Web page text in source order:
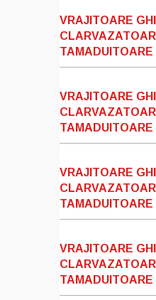
VRAJITOARE
TAMADUITOARE
VRAJITOARE
TAMADUITOARE
VRAJITOARE
TAMADUITOARE
VRAJITOARE
TAMADUITOARE